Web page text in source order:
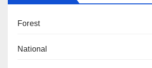
Forest
National